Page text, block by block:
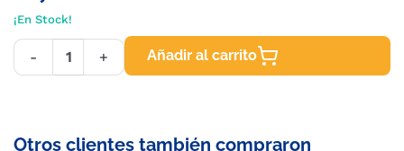
¡En Stock!
- + Añadir al carrito
Otros clientes también compraron